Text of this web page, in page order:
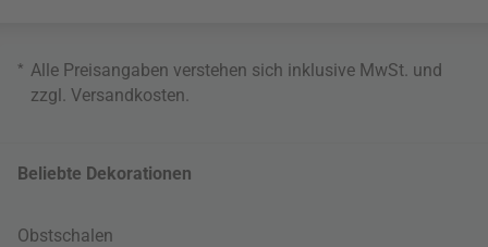
* Alle Preisangaben verstehen sich inklusive MwSt. und
zzgl. Versandkosten
Beliebte Dekorationen
Obstschalen